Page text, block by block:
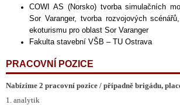
COWI AS (Norsko) tvorba simulačních
Sor Varanger, tvorba rozvojových
ekoturismu pro oblast Sor Varanger
Fakulta stavební VŠB – TU Ostrava
PRACOVNÍ POZICE
Nabízíme 2 pracovní pozice / případně brigádu,
1. analytik